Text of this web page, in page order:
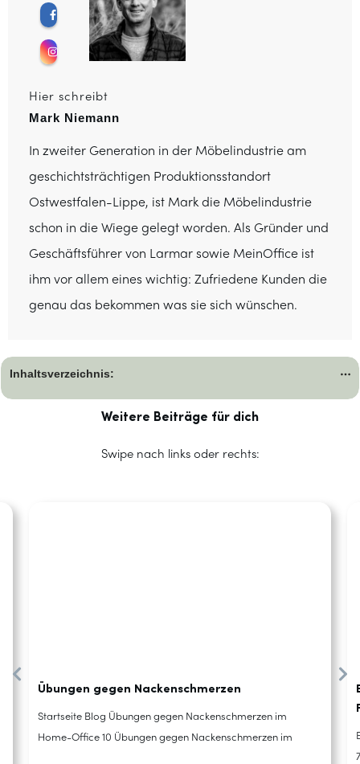
Hier schreibt
Mark Niemann
In zweiter Generation in der Möbelindustrie am
geschichtsträchtigen Produktionsstandort
Ostwestfalen-Lippe, ist Mark die Möbelindustrie
schon in die Wiege gelegt worden. Als Gründer und
Geschäftsführer von Larmar sowie MeinOffice ist
ihm vor allem eines wichtig: Zufriedene Kunden die
genau das bekommen was sie sich wünschen.
Inhaltsverzeichnis:
Weitere Beiträge für dich
Swipe nach links oder rechts:
Übungen gegen Nackenschmerzen
Startseite Blog Übungen gegen Nackenschmerzen im
Home-Office 10 Übungen gegen Nackenschmerzen im